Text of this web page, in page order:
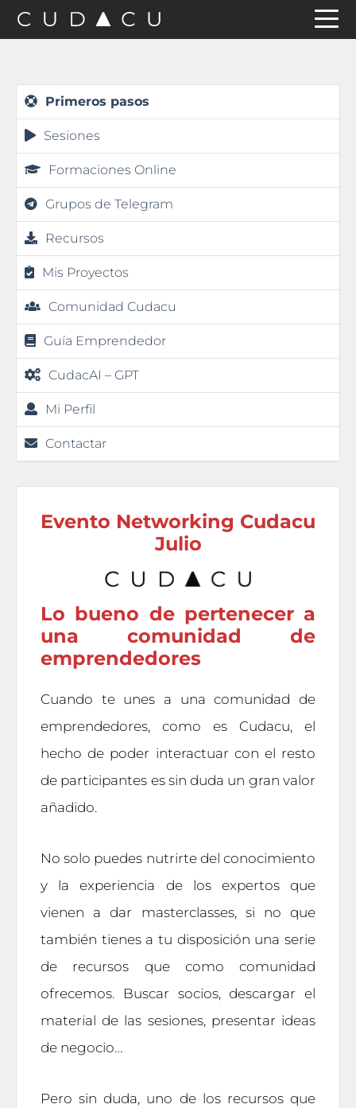
Saltar
a
navegación
principal
Saltar
al
principal
Saltar
a
barra
lateral
principal
Primeros pasos
Sesiones
Formaciones Online
Grupos de Telegram
Recursos
Mis Proyectos
Comunidad Cudacu
Guía Emprendedor
CudacAI – GPT
Mi Perfil
Contactar
Evento Networking Cudacu
Julio
Lo bueno de pertenecer a
una comunidad de
emprendedores
Cuando te unes a una comunidad de
emprendedores, como es Cudacu, el
hecho de poder interactuar con el resto
de participantes es sin duda un gran valor
añadido.
No solo puedes nutrirte del conocimiento
y la experiencia de los expertos que
vienen a dar masterclasses, si no que
también tienes a tu disposición una serie
de recursos que como comunidad
ofrecemos. Buscar socios, descargar el
material de las sesiones, presentar ideas
de negocio…
Pero sin duda, uno de los recursos que